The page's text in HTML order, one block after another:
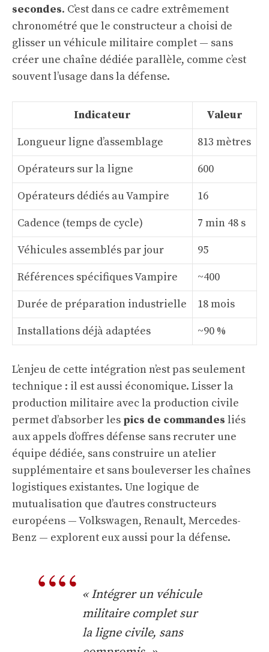
secondes. C’est dans ce cadre extrêmement
chronométré que le constructeur a choisi de
glisser un véhicule militaire complet — sans
créer une chaîne dédiée parallèle, comme c’est
souvent l’usage dans la défense.
Indicateur
Valeur
Longueur ligne d’assemblage
813 mètres
Opérateurs sur la ligne
600
Opérateurs dédiés au Vampire
16
Cadence (temps de cycle)
7 min 48 s
Véhicules assemblés par jour
95
Références spécifiques Vampire
~400
Durée de préparation industrielle
18 mois
Installations déjà adaptées
~90 %
L’enjeu de cette intégration n’est pas seulement
technique : il est aussi économique. Lisser la
production militaire avec la production civile
permet d’absorber les pics de commandes liés
aux appels d’offres défense sans recruter une
équipe dédiée, sans construire un atelier
supplémentaire et sans bouleverser les chaînes
logistiques existantes. Une logique de
mutualisation que d’autres constructeurs
européens — Volkswagen, Renault, Mercedes-
Benz — explorent eux aussi pour la défense.
« Intégrer un véhicule
militaire complet sur
la ligne civile, sans